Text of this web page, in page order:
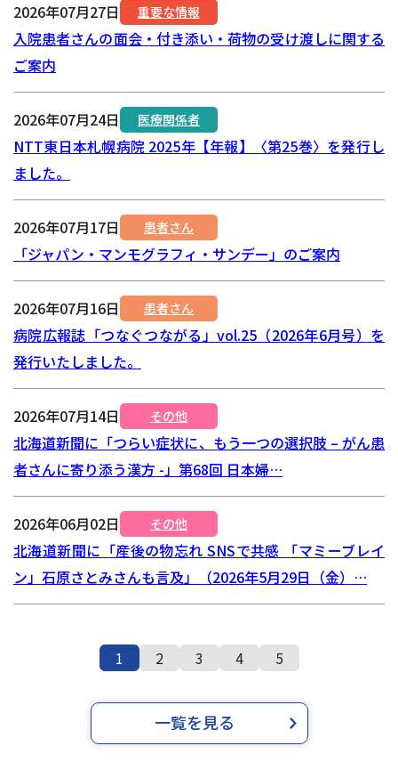
2026年07月27日 重要な情報
入院患者さんの面会・付き添い・荷物の受け渡しに関する
ご案内
2026年07月24日 医療関係者
NTT東日本札幌病院 2025年【年報】〈第25巻〉を発行し
ました。
2026年07月17日 患者さん
「ジャパン・マンモグラフィ・サンデー」のご案内
2026年07月16日 患者さん
病院広報誌「つなぐつながる」vol.25（2026年6月号）を
発行いたしました。
2026年07月14日 その他
北海道新聞に「つらい症状に、もう一つの選択肢 – がん患
者さんに寄り添う漢方 -」第68回 日本婦…
2026年06月02日 その他
北海道新聞に「産後の物忘れ SNSで共感 「マミーブレイ
ン」石原さとみさんも言及」（2026年5月29日（金）…
1 2 3 4 5
一覧を見る